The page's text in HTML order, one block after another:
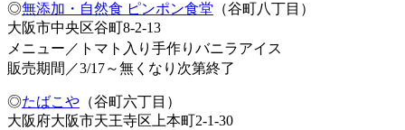
◎無添加・自然食 ピンポン食堂 （谷町八丁目）
大阪市中央区谷町8-2-13
メニュー／トマト入り手作りバニラアイス
販売期間／3/17～無くなり次第終了
◎たばこや （谷町六丁目）
大阪府大阪市天王寺区上本町2-1-30